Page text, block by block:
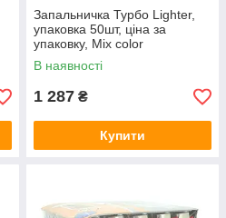
Запальничка Турбо Lighter,
упаковка 50шт, ціна за
упаковку, Mix color
В наявності
1 287 ₴
Купити